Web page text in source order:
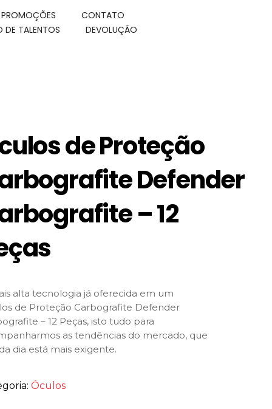
CONTATO
DE TALENTOS
DEVOLUÇÃO
de Proteção
Defender
– 12
alta tecnologia já oferecida em um
de Proteção Carbografite Defender
– 12 Peças, isto tudo para
as tendências do mercado, que
dia está mais exigente.
Óculos